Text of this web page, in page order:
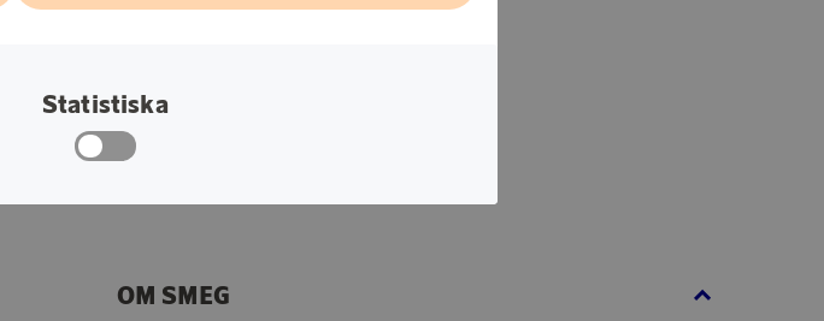
Storlek: H 22 cm.
Material: 18/8 rostfritt stål.
OM SMEG
Statistiska